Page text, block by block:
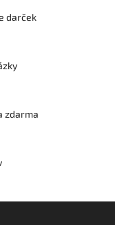
darček
zdarma